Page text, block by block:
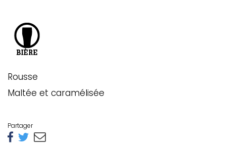
Rousse
Maltée et caramélisée
Partager